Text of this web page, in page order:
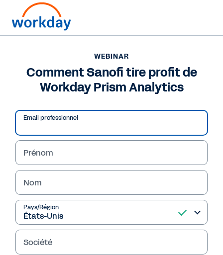
WEBINAR
Comment Sanofi tire
profit de Workday Prism
Analytics
WEBINAR
Comment Sanofi tire profit de
Workday Prism Analytics
Email professionnel
Prénom
Nom
Pays/Région
Société